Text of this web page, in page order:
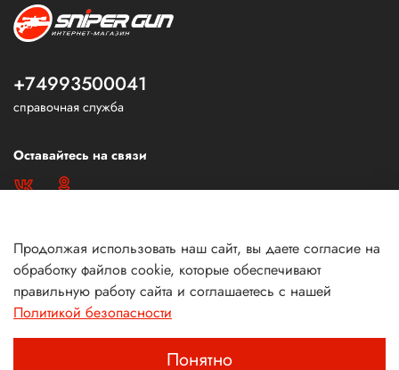
+74993500041
справочная служба
Оставайтесь на связи
Продолжая использовать наш сайт, вы даете согласие на
обработку файлов cookie, которые обеспечивают
правильную работу сайта и соглашаетесь с нашей
Политикой безопасности
Понятно